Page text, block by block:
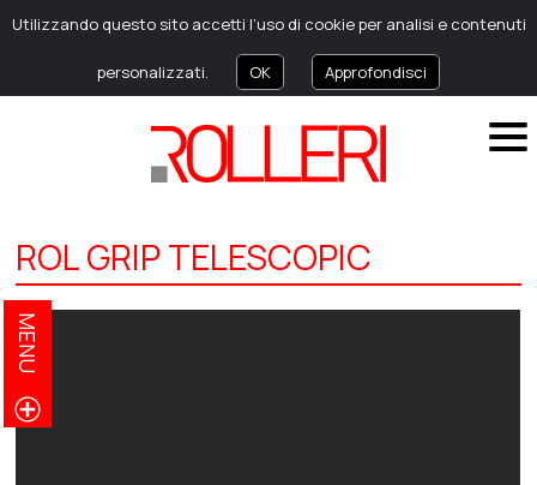
Utilizzando questo sito accetti l’uso di cookie per analisi e contenuti
personalizzati. OK Approfondisci
ROL GRIP TELESCOPIC
MENU